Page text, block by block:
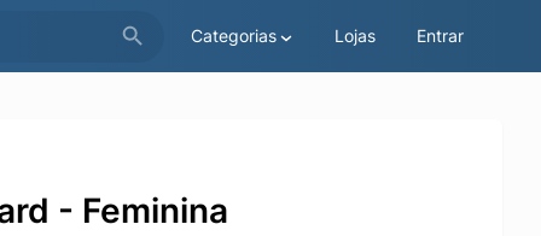
Categorias Lojas Entrar
- Feminina